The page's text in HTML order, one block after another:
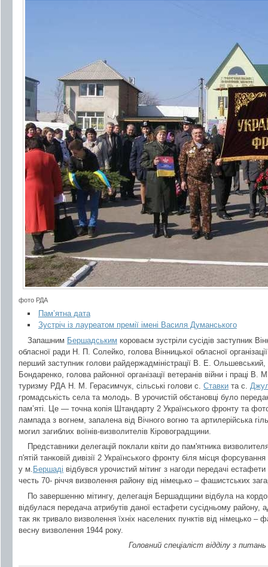
фото РДА
Пам’ятна дата
Зустріч із лауреатом премії імені Василя Думанського
Запашним Бершадським короваєм зустріли сусідів заступник
обласної ради Н. П. Солейко, голова Вінницької обласної
перший заступник голови райдержадміністрації В. Е.
Бондаренко, голова районної організації ветеранів війни і праці
туризму РДА Н. М. Герасимчук, сільські голови с. Ставки та с.
громадськість села та молодь. В урочистій обстановці було
пам’яті. Це — точна копія Штандарту 2 Українського фронту та
лампада з вогнем, запалена від Вічного вогню та артилерійська
могил загиблих воїнів-визволителів Кіровоградщини.
Представники делегацій поклали квіти до пам'ятника
п'ятій танковій дивізії 2 Українського фронту біля місця
у м. Бершаді відбувся урочистий мітинг з нагоди передачі
честь 70- річчя визволення району від німецько – фашистських
По завершенню мітингу, делегація Бершадщини відбула на
відбулася передача атрибутів даної естафети сусідньому
так як тривало визволення їхніх населених пунктів від німецько –
весну визволення 1944 року.
Головний спеціаліст відділу з